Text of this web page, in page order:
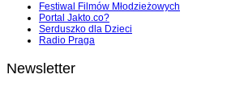
Festiwal Filmów Młodzieżowych
Portal Jakto.co?
Serduszko dla Dzieci
Radio Praga
Newsletter